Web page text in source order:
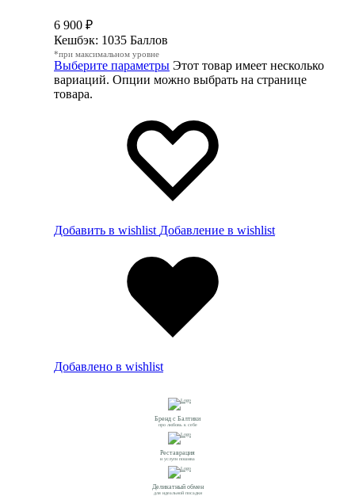
6 900 ₽
Кешбэк: 1035 Баллов
*при максимальном уровне
Выберите параметры Этот товар имеет несколько
вариаций. Опции можно выбрать на странице
товара.
Добавить в wishlist Добавление в wishlist
Добавлено в wishlist
Бренд с Балтики
про любовь к себе
Реставрация
и услуги пошива
Деликатный обмен
для идеальной посадки